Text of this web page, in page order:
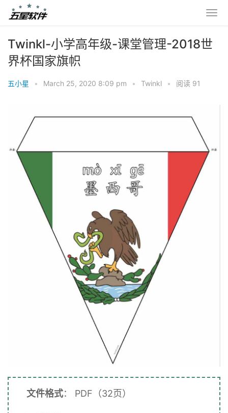
Twinkl-小学高年级-课堂管理-2018世
界杯国家旗帜
五小星 • March 25, 2020 8:09 pm • Twinkl • 阅读 91
文件格式： PDF（32页）